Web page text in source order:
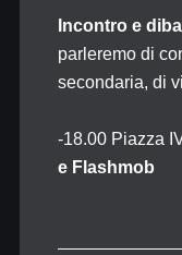
Incontro e
parleremo di
secondaria, di
-18.00 Piazza
e Flashmob